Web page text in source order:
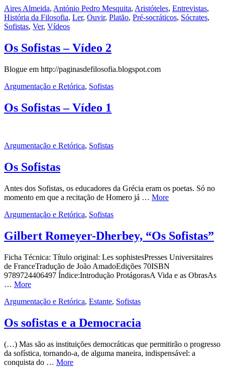
Aires Almeida, António Pedro Mesquita, Aristóteles, Entrevistas,
História da Filosofia, Ler, Ouvir, Platão, Pré-socráticos, Sócrates,
Sofistas, Ver, Vídeos
Os Sofistas – Vídeo 2
Blogue em http://paginasdefilosofia.blogspot.com
Argumentação e Retórica, Sofistas
Os Sofistas – Vídeo 1
Argumentação e Retórica, Sofistas
Os Sofistas
Antes dos Sofistas, os educadores da Grécia eram os poetas. Só no
momento em que a recitação de Homero já … More
Argumentação e Retórica, Sofistas
Gilbert Romeyer-Dherbey, “Os Sofistas”
Ficha Técnica: Título original: Les sophistesPresses Universitaires
de FranceTradução de João AmadoEdições 70ISBN
9789724406497 Índice:Introdução ProtágorasA Vida e as ObrasAs
… More
Argumentação e Retórica, Estante, Sofistas
Os sofistas e a Democracia
(…) Mas são as instituições democráticas que permitirão o progresso
da sofística, tornando-a, de alguma maneira, indispensável: a
conquista do … More